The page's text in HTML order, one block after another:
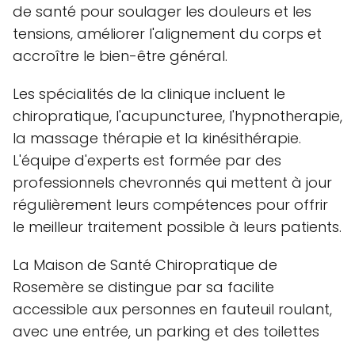
de santé pour soulager les douleurs et les
tensions, améliorer l'alignement du corps et
accroître le bien-être général.
Les spécialités de la clinique incluent le
chiropratique, l'acupuncturee, l'hypnotherapie,
la massage thérapie et la kinésithérapie.
L'équipe d'experts est formée par des
professionnels chevronnés qui mettent à jour
régulièrement leurs compétences pour offrir
le meilleur traitement possible à leurs patients.
La Maison de Santé Chiropratique de
Rosemère se distingue par sa facilite
accessible aux personnes en fauteuil roulant,
avec une entrée, un parking et des toilettes